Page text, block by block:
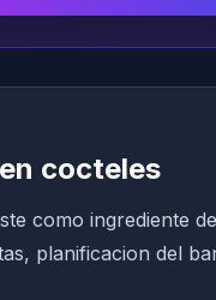
cocteles
como ingrediente
planificacion del